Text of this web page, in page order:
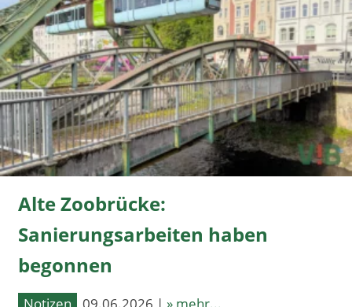
Alte Zoobrücke:
Sanierungsarbeiten haben
begonnen
Notizen 09.06.2026 | » mehr...